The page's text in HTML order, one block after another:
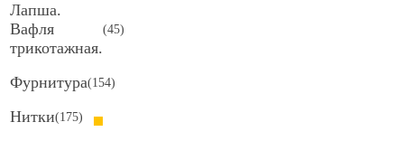
Лапша.
Вафля
трикотажная.
(45)
Фурнитура(154)
Нитки(175)